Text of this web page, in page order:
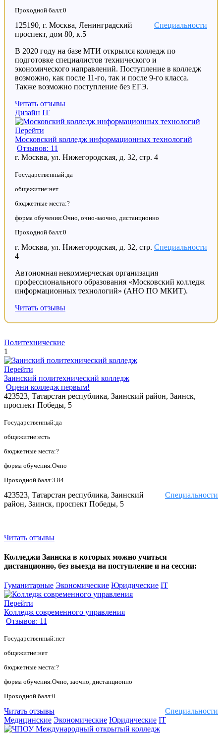
Проходной балл:0
Специальности
125190, г. Москва, Ленинградский
проспект, дом 80, к.5
В 2020 году на базе МТИ открылся колледж по
подготовке специалистов технического и
экономического направлений. Поступление в колледж
возможно, как после 11-го, так и после 9-го класса.
Также возможно поступление без ЕГЭ.
Читать отзывы
Дизайн IT
Перейти
Московский колледж информационных технологий
Отзывов: 11
г. Москва, ул. Нижегородская, д. 32, стр. 4
Государственный:да
общежитие:нет
бюджетные места:?
форма обучения:Очно, очно-заочно, дистанционно
Проходной балл:0
Специальности
г. Москва, ул. Нижегородская, д. 32, стр.
4
Автономная некоммерческая организация
профессионального образования «Московский колледж
информационных технологий» (АНО ПО МКИТ).
Читать отзывы
Политехнические
1
Перейти
Заинский политехнический колледж
Оцени колледж первым!
423523, Татарстан республика, Заинский район, Заинск,
проспект Победы, 5
Государственный:да
общежитие:есть
бюджетные места:?
форма обучения:Очно
Проходной балл:3.84
Специальности
423523, Татарстан республика, Заинский
район, Заинск, проспект Победы, 5
Читать отзывы
Колледжи Заинска в которых можно учиться
дистанционно, без выезда на поступление и на сессии:
Гуманитарные Экономические Юридические IT
Перейти
Колледж современного управления
Отзывов: 11
Государственный:нет
общежитие:нет
бюджетные места:?
форма обучения:Очно, заочно, дистанционно
Проходной балл:0
Специальности
Читать отзывы
Медицинские Экономические Юридические IT